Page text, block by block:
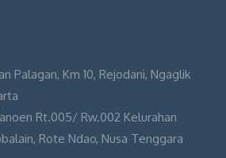
Palagan, Km 10, Rejodani, Ngaglik
Rt.005/ Rw.002 Kelurahan
Rote Ndao, Nusa Tenggara